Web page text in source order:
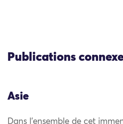
Publications
Asie
Dans l’ensemble de cet